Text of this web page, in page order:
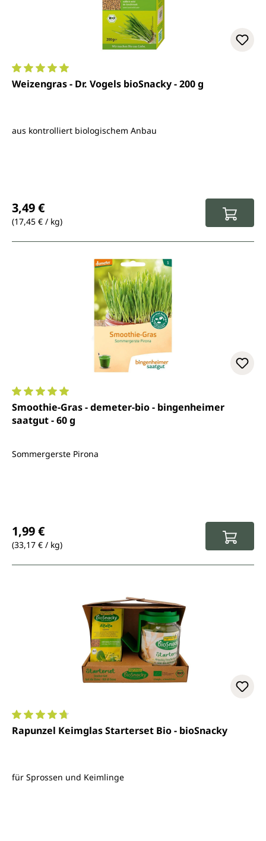
Durchschnittliche Bewertung von 5 von 5 Sternen
Weizengras - Dr. Vogels bioSnacky - 200 g
aus kontrolliert biologischem Anbau
3,49 €
(17,45 € / kg)
Durchschnittliche Bewertung von 5 von 5 Sternen
Smoothie-Gras - demeter-bio - bingenheimer
saatgut - 60 g
Sommergerste Pirona
1,99 €
(33,17 € / kg)
Durchschnittliche Bewertung von 4.8 von 5 Sternen
Rapunzel Keimglas Starterset Bio - bioSnacky
für Sprossen und Keimlinge